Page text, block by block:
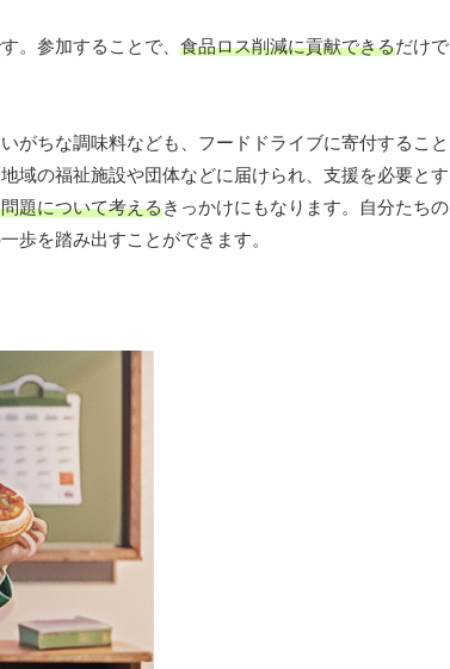
。参加することで、 食品ロス削減に貢献できるだけで
がちな調味料なども、フードドライブに寄付すること
域の福祉施設や団体などに届けられ、支援を必要とす
題について考えるきっかけにもなります。自分たちの
歩を踏み出すことができます。